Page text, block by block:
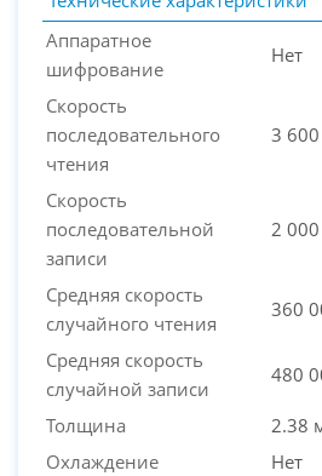
Аппаратное
шифрование
Нет
Скорость
последовательного
чтения
3
Скорость
последовательной
записи
2
Средняя скорость
случайного чтения
360
Средняя скорость
случайной записи
480
Толщина
2.38
Охлаждение
Нет